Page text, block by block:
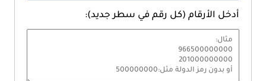
أدخل الأرقام (كل رقم في سطر جديد):